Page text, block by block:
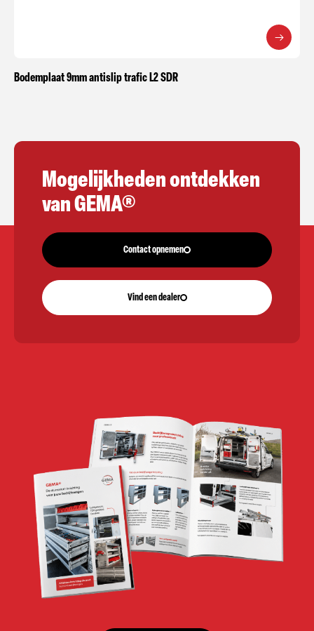
Bodemplaat 9mm antislip trafic L2 SDR
Mogelijkheden ontdekken
van GEMA®
Contact opnemen
Vind een dealer